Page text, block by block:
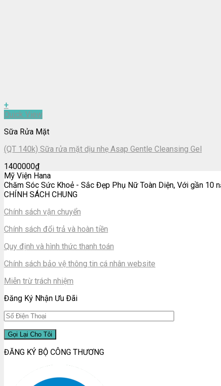
+
Quick View
Sữa Rửa Mặt
(QT 140k) Sữa rửa mặt dịu nhẹ Asap Gentle Cleansing Gel
1400000₫
Mỹ Viện Hana
Chăm Sóc Sức Khoẻ - Sắc Đẹp Phụ Nữ Toàn Diện, Với gần
CHÍNH SÁCH CHUNG
Chính sách vận chuyển
Chính sách đổi trả và hoàn tiền
Quy định và hình thức thanh toán
Chính sách bảo vệ thông tin cá nhân website
Miễn trừ trách nhiệm
Đăng Ký Nhận Ưu Đãi
ĐĂNG KÝ BỘ CÔNG THƯƠNG